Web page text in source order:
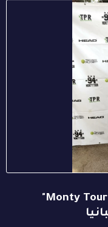
التوبلي يتوج بلقب بطولة "94 Monty Tour"